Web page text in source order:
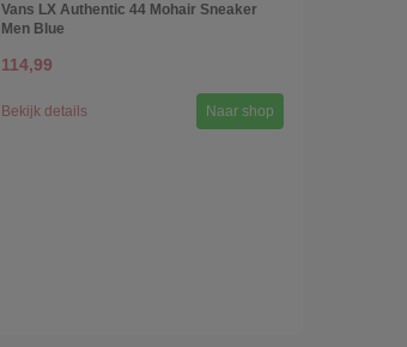
Vans LX Authentic 44 Mohair Sneaker
Men Blue
114,99
Bekijk details Naar shop